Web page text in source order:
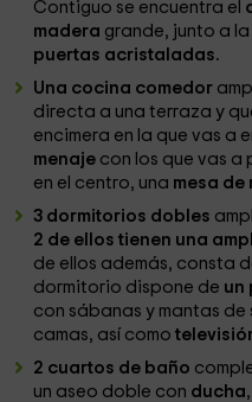
Contiguo se encuentra el
madera grande, junto a
puertas acristaladas.
Una cocina comedor
directa a una terraza y
encimera en la que vas a
menaje con los que vas a
en el centro, una mesa de
3 dormitorios dobles
2 de ellos tienen una
de ellos además, consta
dormitorio dispone de un
con sábanas y mantas
camas, así como
2 cuartos de baño
un aseo doble con ducha